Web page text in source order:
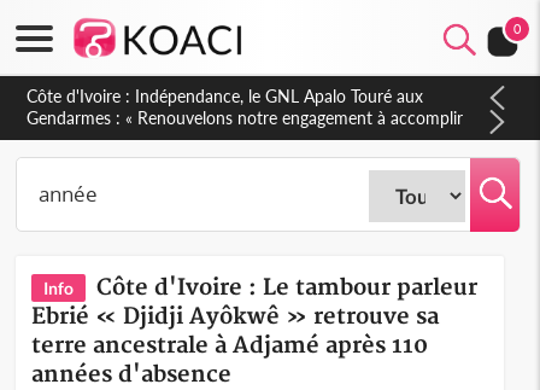
0
Sierra Leone : Un projet de réforme constitutionnelle en
gestation, points clés des amendements, un exclu d'avance
Info
Côte d'Ivoire : Le tambour parleur
Ebrié « Djidji Ayôkwê » retrouve sa
terre ancestrale à Adjamé après 110
années d'absence